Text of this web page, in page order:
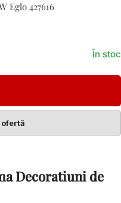
Eglo 427616
În stoc
Decoratiuni de